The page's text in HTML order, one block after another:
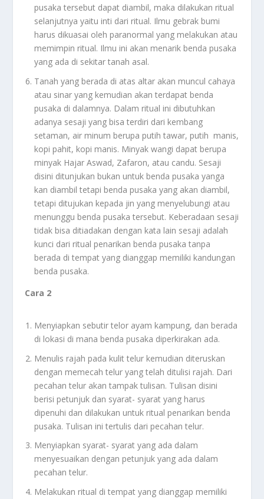
pusaka tersebut dapat diambil, maka dilakukan ritual
selanjutnya yaitu inti dari ritual. Ilmu gebrak bumi
harus dikuasai oleh paranormal yang melakukan atau
memimpin ritual. Ilmu ini akan menarik benda pusaka
yang ada di sekitar tanah asal.
Tanah yang berada di atas altar akan muncul cahaya
atau sinar yang kemudian akan terdapat benda
pusaka di dalamnya. Dalam ritual ini dibutuhkan
adanya sesaji yang bisa terdiri dari kembang
setaman, air minum berupa putih tawar, putih manis,
kopi pahit, kopi manis. Minyak wangi dapat berupa
minyak Hajar Aswad, Zafaron, atau candu. Sesaji
disini ditunjukan bukan untuk benda pusaka yanga
kan diambil tetapi benda pusaka yang akan diambil,
tetapi ditujukan kepada jin yang menyelubungi atau
menunggu benda pusaka tersebut. Keberadaan sesaji
tidak bisa ditiadakan dengan kata lain sesaji adalah
kunci dari ritual penarikan benda pusaka tanpa
berada di tempat yang dianggap memiliki kandungan
benda pusaka.
Cara 2
Menyiapkan sebutir telor ayam kampung, dan berada
di lokasi di mana benda pusaka diperkirakan ada.
Menulis rajah pada kulit telur kemudian diteruskan
dengan memecah telur yang telah ditulisi rajah. Dari
pecahan telur akan tampak tulisan. Tulisan disini
berisi petunjuk dan syarat- syarat yang harus
dipenuhi dan dilakukan untuk ritual penarikan benda
pusaka. Tulisan ini tertulis dari pecahan telur.
Menyiapkan syarat- syarat yang ada dalam
menyesuaikan dengan petunjuk yang ada dalam
pecahan telur.
Melakukan ritual di tempat yang dianggap memiliki